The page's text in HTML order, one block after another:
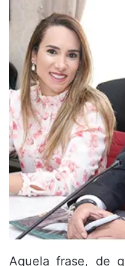
Aquela frase, de